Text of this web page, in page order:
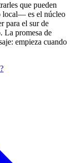
que pueden
local— es el núcleo
para el sur de
La promesa de
empieza cuando